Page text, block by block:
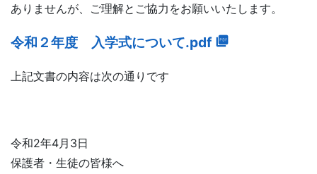
ありませんが、ご理解とご協力をお願いいたします。
令和２年度 入学式について.pdf
上記文書の内容は次の通りです
令和2年4月3日
保護者・生徒の皆様へ